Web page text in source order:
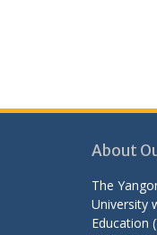
About
The
University
Education